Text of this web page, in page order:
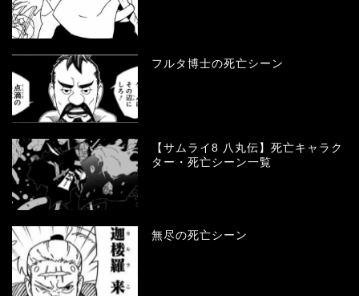
フルタ博士の死亡シーン
【サムライ8 八丸伝】死亡キャラク
ター・死亡シーン一覧
無尽の死亡シーン